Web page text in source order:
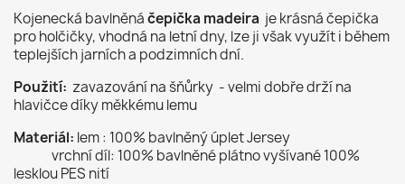
Kojenecká bavlněnáčepička madeira je krásná čepička
pro holčičky, vhodná na letní dny, lze ji však využít i během
teplejších jarních a podzimních dní.
Použití: zavazování na šňůrky - velmi dobře drží na
hlavičce díky měkkému lemu
Materiál: lem : 100% bavlněný úplet Jersey
vrchní díl: 100% bavlněné plátno vyšívané 100%
lesklou PES nití